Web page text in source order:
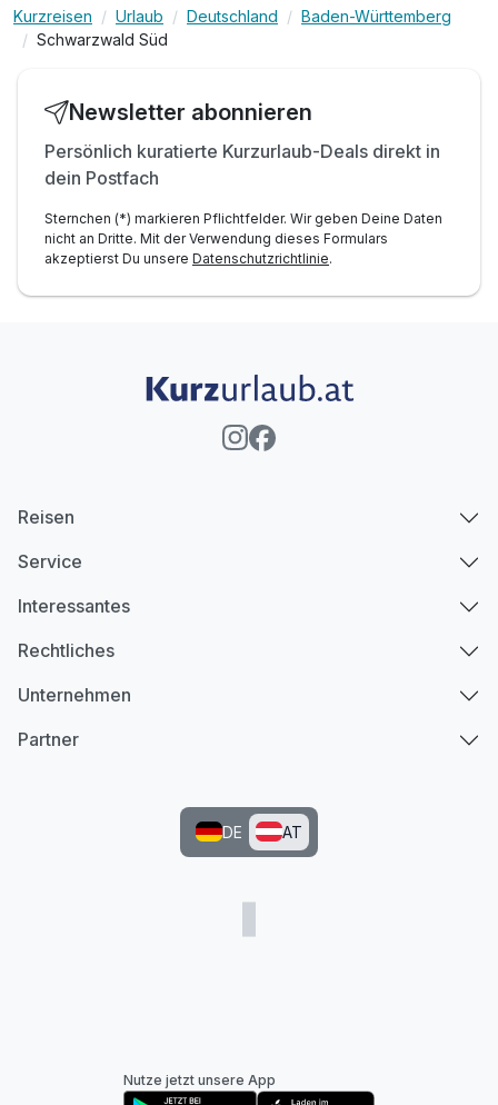
Kurzreisen Urlaub Deutschland
Baden-Württemberg
Schwarzwald Süd
Newsletter abonnieren
Persönlich kuratierte Kurzurlaub-Deals direkt in
dein Postfach
Sternchen (*) markieren Pflichtfelder. Wir geben Deine Daten
nicht an Dritte. Mit der Verwendung dieses Formulars
akzeptierst Du unsere Datenschutzrichtlinie.
Reisen
Service
Interessantes
Rechtliches
Unternehmen
Partner
DE AT
Nutze jetzt unsere App